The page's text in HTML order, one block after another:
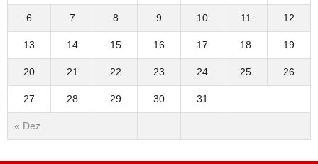
« Dez.
6 7 8 9 10 11 12
13 14 15 16 17 18 19
20 21 22 23 24 25 26
27 28 29 30 31